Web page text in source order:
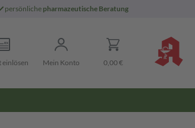
persönliche pharmazeutische Beratung
einlösen Mein Konto 0,00 €